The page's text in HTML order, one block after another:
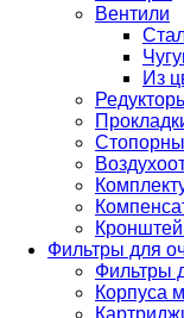
Вентили
Из
Фильтры для
Фильтры
Корпуса